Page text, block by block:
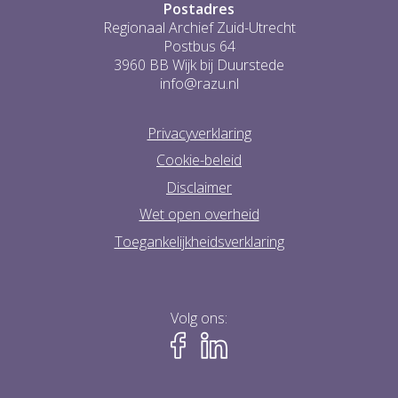
Postadres
Regionaal Archief Zuid-Utrecht
Postbus 64
3960 BB Wijk bij Duurstede
info@razu.nl
Privacyverklaring
Cookie-beleid
Disclaimer
Wet open overheid
Toegankelijkheidsverklaring
Volg ons: